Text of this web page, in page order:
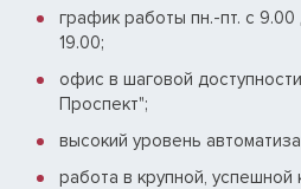
график работы пн.-пт. с 9.00
19.00;
офис в шаговой
Проспект";
высокий уровень
работа в крупной,